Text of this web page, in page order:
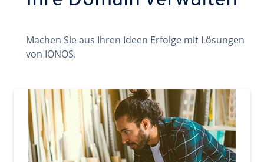
Machen Sie aus Ihren Ideen Erfolge mit Lösungen
von IONOS.